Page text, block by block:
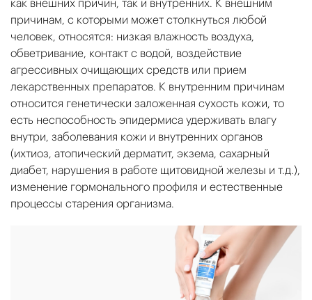
как внешних причин, так и внутренних. К внешним
причинам, с которыми может столкнуться любой
человек, относятся: низкая влажность воздуха,
обветривание, контакт с водой, воздействие
агрессивных очищающих средств или прием
лекарственных препаратов. К внутренним причинам
относится генетически заложенная сухость кожи, то
есть неспособность эпидермиса удерживать влагу
внутри, заболевания кожи и внутренних органов
(ихтиоз, атопический дерматит, экзема, сахарный
диабет, нарушения в работе щитовидной железы и т.д.),
изменение гормонального профиля и естественные
процессы старения организма.